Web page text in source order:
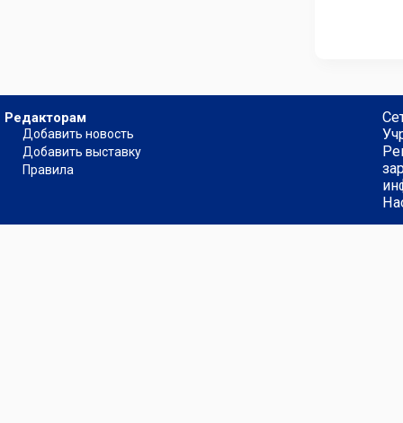
Редакторам
Добавить новость
Добавить выставку
Правила